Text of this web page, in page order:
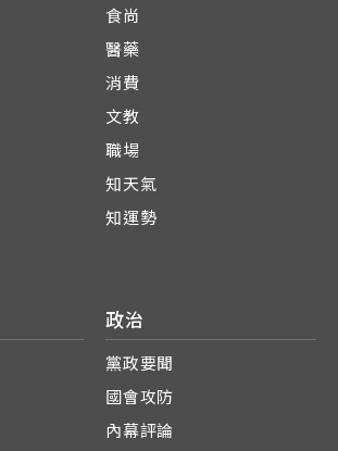
食尚
醫藥
消費
文教
職場
知天氣
知運勢
政治
黨政要聞
國會攻防
內幕評論